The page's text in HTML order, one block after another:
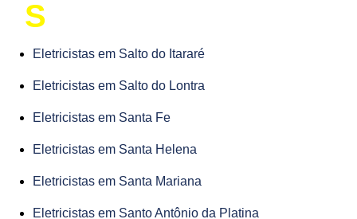
S
Eletricistas em Salto do Itararé
Eletricistas em Salto do Lontra
Eletricistas em Santa Fe
Eletricistas em Santa Helena
Eletricistas em Santa Mariana
Eletricistas em Santo Antônio da Platina